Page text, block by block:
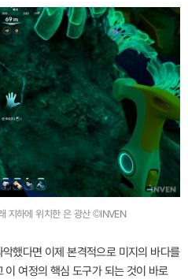
지하에 위치한 은 광산 ©INVEN
했다면 이제 본격적으로 미지의 바다를
이 여정의 핵심 도구가 되는 것이 바로